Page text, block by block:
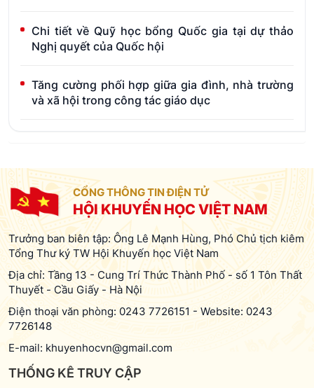
Chi tiết về Quỹ học bổng Quốc gia tại dự thảo
Nghị quyết của Quốc hội
Tăng cường phối hợp giữa gia đình, nhà trường
và xã hội trong công tác giáo dục
CỔNG THÔNG TIN ĐIỆN TỬ
HỘI KHUYẾN HỌC VIỆT NAM
Trưởng ban biên tập: Ông Lê Mạnh Hùng, Phó Chủ tịch kiêm
Tổng Thư ký TW Hội Khuyến học Việt Nam
Địa chỉ: Tầng 13 - Cung Trí Thức Thành Phố - số 1 Tôn Thất
Thuyết - Cầu Giấy - Hà Nội
Điện thoại văn phòng: 0243 7726151 - Website: 0243
7726148
E-mail: khuyenhocvn@gmail.com
THỐNG KÊ TRUY CẬP